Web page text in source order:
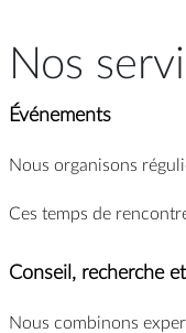
Nos
Événements
Nous organisons
Ces temps de
Conseil, recherche
Nous combinons